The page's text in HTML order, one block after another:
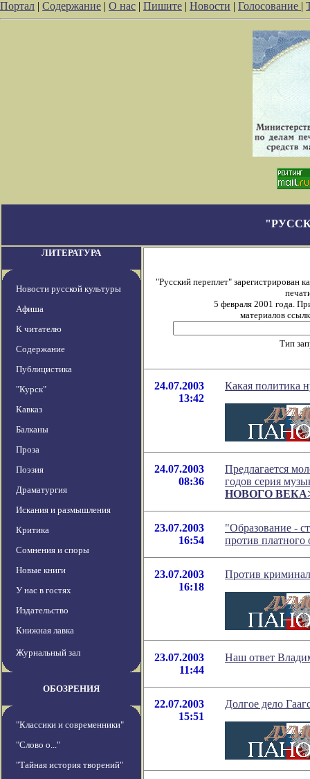
Портал | Содержание | О нас | Пишите | Новости | Голосование |
ЛИТЕРАТУРА
Новости русской культуры
Афиша
К читателю
Содержание
Публицистика
"Курск"
Кавказ
Балканы
Проза
Поэзия
Драматургия
Искания и размышления
Критика
Сомнения и споры
Новые книги
У нас в гостях
Издательство
Книжная лавка
Журнальный зал
ОБОЗРЕНИЯ
"Классики и современники"
"Слово о..."
"Тайная история творений"
"Русский переплет" зарегистрирован
5 февраля 2001 года.
материалов
Тип
24.07.2003
13:42
Какая политика
24.07.2003
08:36
Предлагается
годов серия
НОВОГО
23.07.2003
16:54
"Образование -
против платного
23.07.2003
16:18
Против
23.07.2003
11:44
Наш ответ
22.07.2003
15:51
Долгое дело